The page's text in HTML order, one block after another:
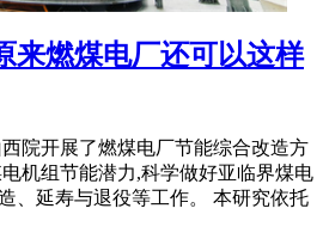
来燃煤电厂还可以这样
院开展了燃煤电厂节能综合改造方
机组节能潜力,科学做好亚临界煤电
、延寿与退役等工作。 本研究依托